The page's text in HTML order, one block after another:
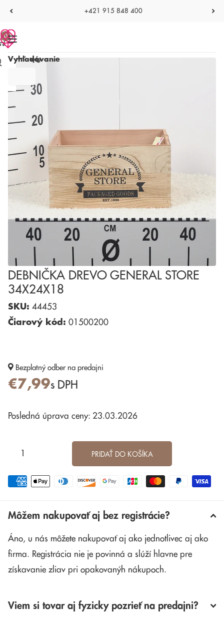
+421 915 848 400
Vyhľadávanie
0
DEBNIČKA DREVO GENERAL STORE
34X24X18
SKU: 44453
Čiarový kód: 01500200
Bezplatný odber na predajni
€7,99s DPH
Posledná úprava ceny: 23.03.2026
PRIDAŤ DO KOŠÍKA
Môžem nakupovať aj bez registrácie?
Áno, u nás môžete nakupovať aj ako jednotlivec aj ako
firma. Registrácia nie je povinná a slúží hlavne pre
získavanie zliav pri opakovanýh nákupoch.
Viem si tovar aj fyzicky pozrieť na predajni?